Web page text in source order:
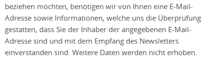
beziehen möchten, benötigen wir von Ihnen eine E-Mail-
Adresse sowie Informationen, welche uns die Überprüfung
gestatten, dass Sie der Inhaber der angegebenen E-Mail-
Adresse sind und mit dem Empfang des Newsletters
einverstanden sind. Weitere Daten werden nicht erhoben.